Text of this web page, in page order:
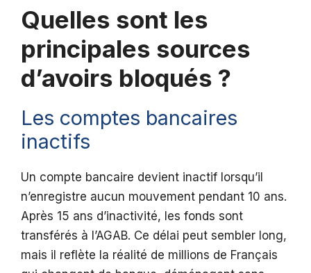
Quelles sont les
principales sources
d’avoirs bloqués ?
Les comptes bancaires
inactifs
Un compte bancaire devient inactif lorsqu’il
n’enregistre aucun mouvement pendant 10 ans.
Après 15 ans d’inactivité, les fonds sont
transférés à l’AGAB. Ce délai peut sembler long,
mais il reflète la réalité de millions de Français